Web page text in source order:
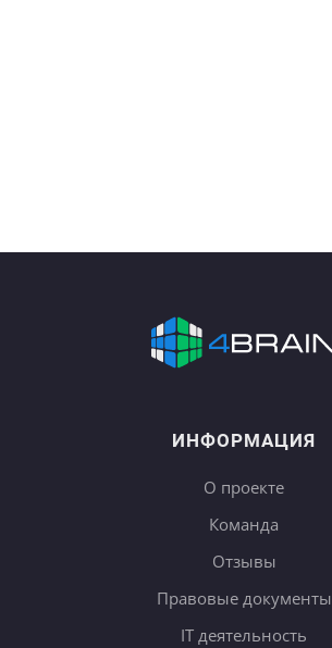
ИНФОРМАЦИЯ
О проекте
Команда
Отзывы
Правовые документы
IT деятельность